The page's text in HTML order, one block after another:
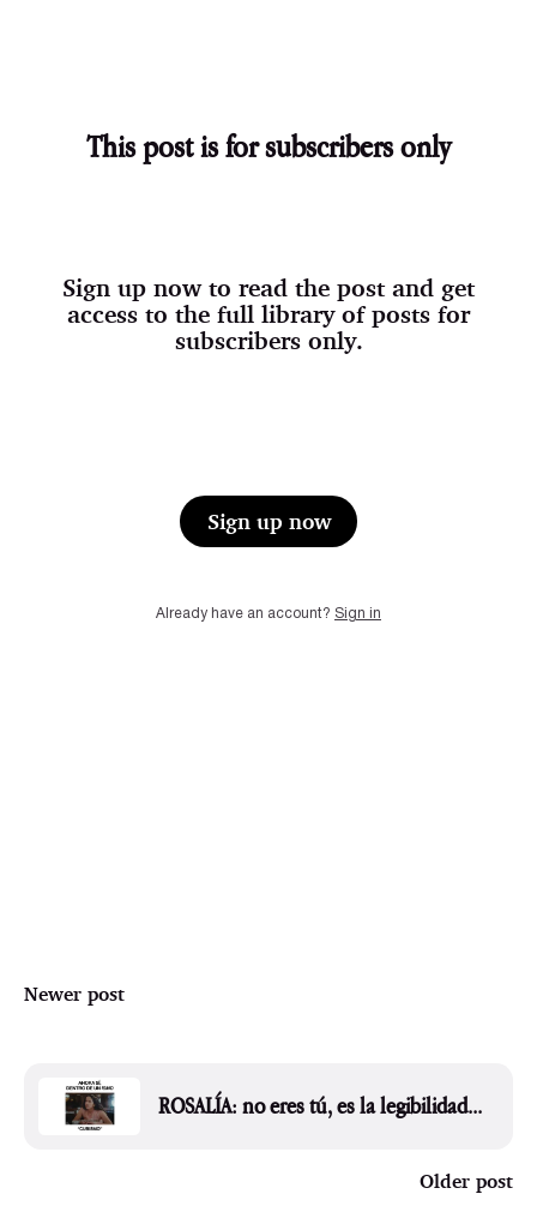
This post is for subscribers only
Sign up now to read the post and get
access to the full library of posts for
subscribers only.
Sign up now
Already have an account? Sign in
Newer post
ROSALÍA: no eres tú, es la legibilidad...
Older post